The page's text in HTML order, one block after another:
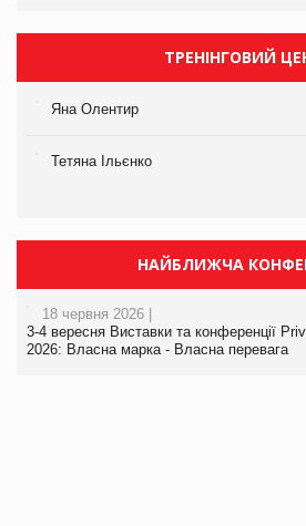
ТРЕНІНГОВИЙ
Яна Олентир
Тетяна Ільєнко
НАЙБЛИЖЧА
18 червня 2026 |
3-4 вересня Виставки та конференції
2026: Власна марка - Власна перевага